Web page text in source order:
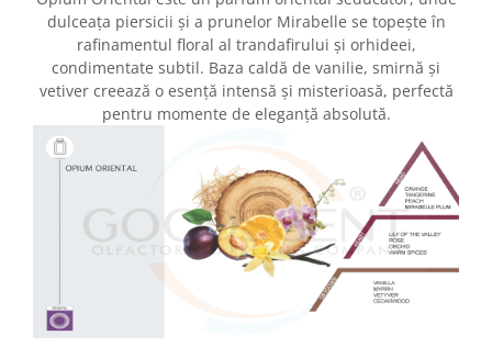
dulceața piersicii și a prunelor Mirabelle se topește în
rafinamentul floral al trandafirului și orhideei,
condimentate subtil. Baza caldă de vanilie, smirnă și
vetiver creează o esență intensă și misterioasă, perfectă
pentru momente de eleganță absolută.